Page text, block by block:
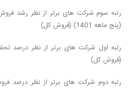
رتبه سوم شرکت های برتر از نظر رشد
(پنج ماهه 1401) (فروش کل)
(فروش کل)
رتبه دوم شرکت های برتر از نظر درصد